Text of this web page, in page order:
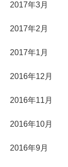
2017年3月
2017年2月
2017年1月
2016年12月
2016年11月
2016年10月
2016年9月